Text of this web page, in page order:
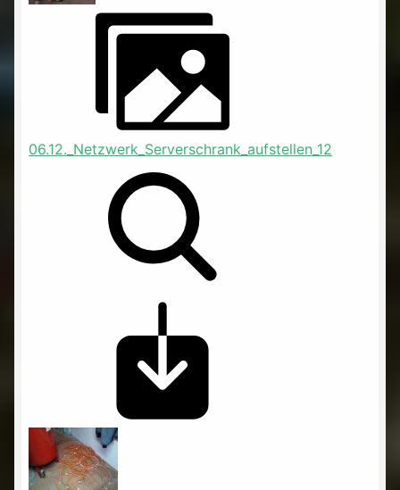
06.12._Netzwerk_Serverschrank_aufstellen_12